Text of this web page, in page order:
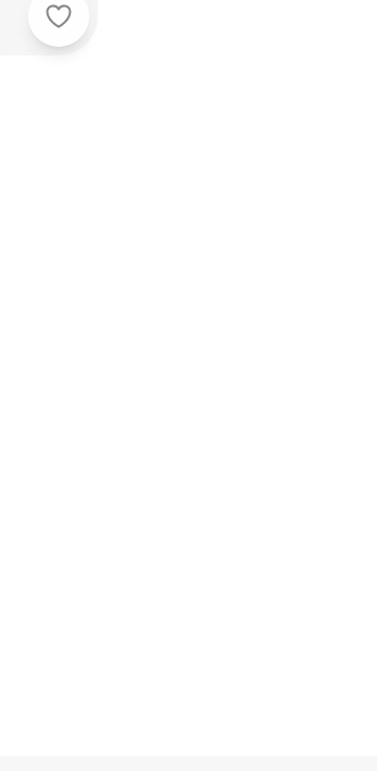
Sawary Jeans - Calça Preta em Sarja